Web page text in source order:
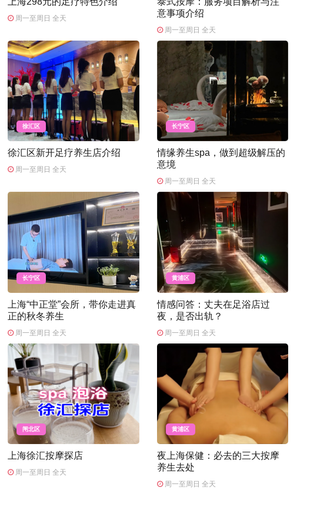
周一至周日 全天
意事项介绍
周一至周日 全天
徐汇区
徐汇区新开足疗养生店介绍
周一至周日 全天
长宁区
情缘养生spa，做到超级解压的
意境
周一至周日 全天
长宁区
上海“中正堂”会所，带你走进真
正的秋冬养生
周一至周日 全天
黄浦区
情感问答：丈夫在足浴店过
夜，是否出轨？
周一至周日 全天
闸北区
上海徐汇按摩探店
周一至周日 全天
黄浦区
夜上海保健：必去的三大按摩
养生去处
周一至周日 全天